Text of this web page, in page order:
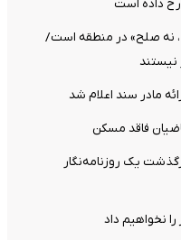
نه صلح» در منطقه است/
نیستند
فاقد مسکن
یک روزنامه‌نگار
نخواهیم داد